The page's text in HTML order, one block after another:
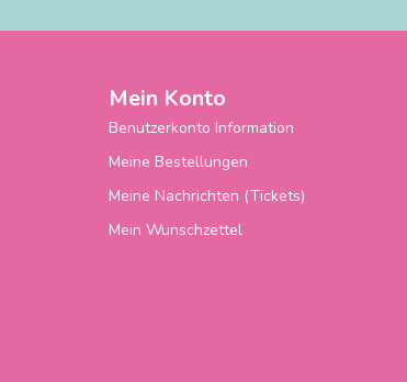
Mein Konto
Benutzerkonto Information
Meine Bestellungen
Meine Nachrichten (Tickets)
Mein Wunschzettel